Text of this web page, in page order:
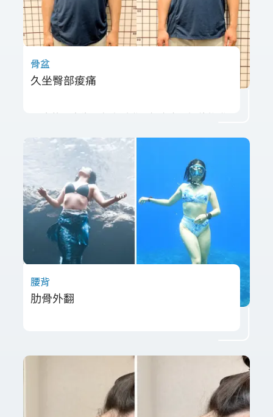
骨盆
久坐臀部痠痛
52歲的張先生因久坐引發臀部痠痛，評估後發
長期單右手開車的習慣，進一步加劇不平衡。
透過骨盆調整、肌肉放鬆及核心穩定訓練，治
療後疼痛顯著改善，坐姿時間延長，生活品質
大幅提升。
腰背
肋骨外翻
群，搭配核心呼吸訓練，成功改善肋骨外翻並